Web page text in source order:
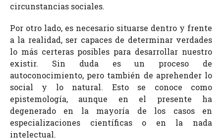
circunstancias sociales.
Por otro lado, es necesario situarse dentro y frente
a la realidad, ser capaces de determinar verdades
lo más certeras posibles para desarrollar nuestro
existir. Sin duda es un proceso de
autoconocimiento, pero también de aprehender lo
social y lo natural. Esto se conoce como
epistemología, aunque en el presente ha
degenerado en la mayoría de los casos en
especializaciones científicas o en la nada
intelectual.